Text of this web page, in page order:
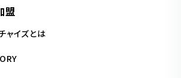
盟
ャイズとは